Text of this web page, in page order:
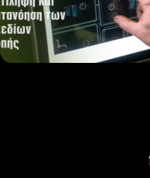
video
Product
Documentary
Events &
Medical